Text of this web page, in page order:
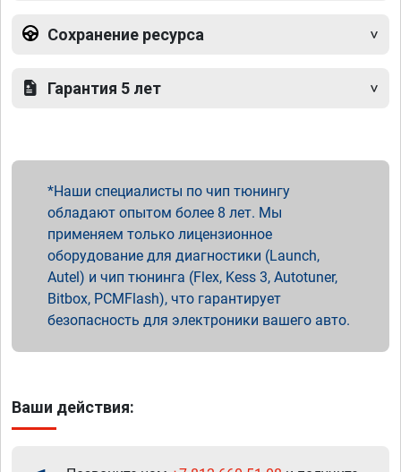
Сохранение ресурса
Гарантия 5 лет
Наши специалисты по чип тюнингу
обладают опытом более 8 лет. Мы
применяем только лицензионное
оборудование для диагностики (Launch,
Autel) и чип тюнинга (Flex, Kess 3, Autotuner,
Bitbox, PCMFlash), что гарантирует
безопасность для электроники вашего авто.
Ваши действия: